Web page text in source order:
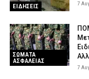
ΕΙΔΗΣΕΙΣ 7
ΣΩΜΑΤΑ
ΑΣΦΑΛΕΙΑΣ
7